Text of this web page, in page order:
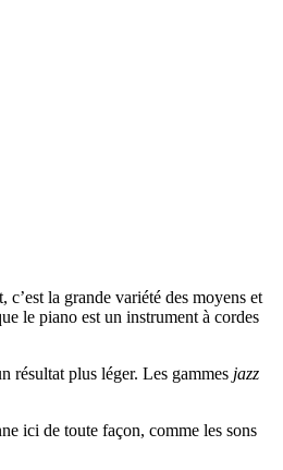
la grande variété des moyens et
le piano est un instrument à cordes
résultat plus léger. Les gammes jazz
ici de toute façon, comme les sons